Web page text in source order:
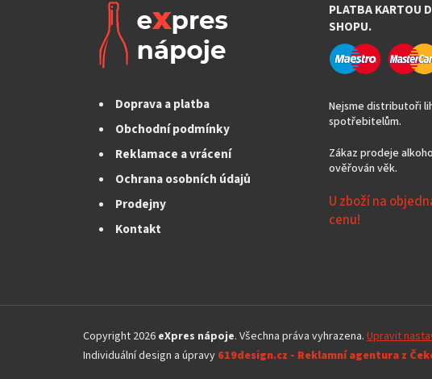
Doprava a platba
Obchodní podmínky
Reklamace a vrácení
Ochrana osobních údajů
Prodejny
Kontakt
PLATBA KARTOU
SHOPU.
Nejsme distributoři
spotřebitelům.
Zákaz prodeje
ověřován věk.
U zboží na
cenu!
Copyright 2026 eXpres nápoje. Všechna práva vyhrazena. Upravit
Individuální design a úpravy 619design.cz - Reklamní agentura z